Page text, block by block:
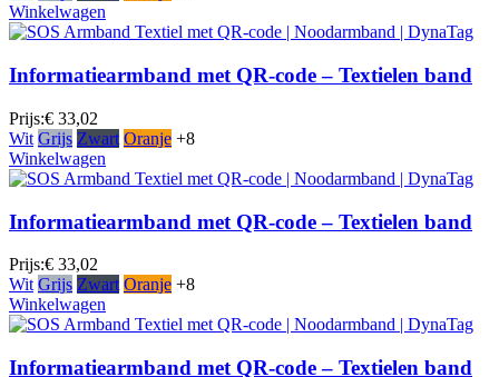
Winkelwagen
Informatiearmband met QR-code – Textielen band
Prijs:€ 33,02
Wit Grijs Zwart Oranje +8
Winkelwagen
Informatiearmband met QR-code – Textielen band
Prijs:€ 33,02
Wit Grijs Zwart Oranje +8
Winkelwagen
Informatiearmband met QR-code – Textielen band